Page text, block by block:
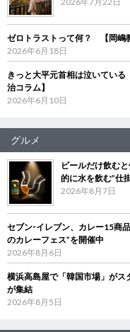
ゼロトラストって何？ 【岡嶋
2026年6月18日
きっと大平元首相は泣いてい
治コラム】
2026年6月10日
グルメ
ビールだけ飲む
的に水を飲む”仕
2026年8月7日
セブン‐イレブン、カレー15商
のカレーフェス”を開催中
2026年8月6日
横浜高島屋で「韓国市場」が
が集結
2026年8月5日